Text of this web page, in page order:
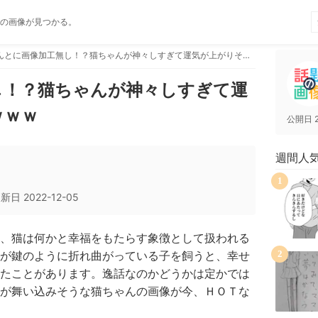
画像が見つかる。
ほんとに画像加工無し！？猫ちゃんが神々しすぎて運気が上がりそうな件ｗｗｗ
？猫ちゃんが神々しすぎて運
ｗ
日 2022-12-05
猫は何かと幸福をもたらす象徴として扱われる
鍵のように折れ曲がっている子を飼うと、幸せ
ことがあります。逸話なのかどうかは定かでは
舞い込みそうな猫ちゃんの画像が今、ＨＯＴな
公開日
週間人
1
2